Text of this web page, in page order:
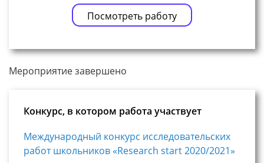
Посмотреть работу
Мероприятие завершено
Конкурс, в котором работа участвует
Международный конкурс исследовательских
работ школьников «Research start 2020/2021»